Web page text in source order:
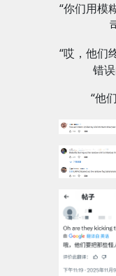
“你们用模
“哎，他们
错
“他